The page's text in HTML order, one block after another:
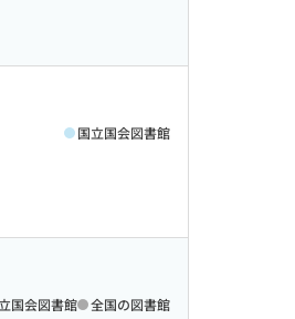
国立国会図書館
国会図書館 全国の図書館